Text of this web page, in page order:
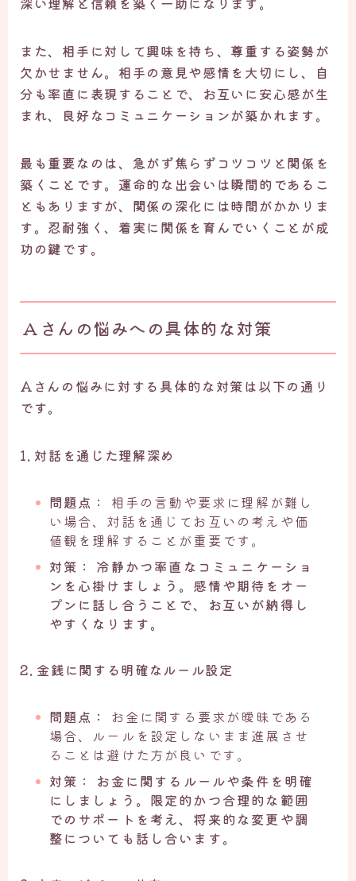
また、相手に対して興味を持ち、尊重する姿勢が
欠かせません。相手の意見や感情を大切にし、自
分も率直に表現することで、お互いに安心感が生
まれ、良好なコミュニケーションが築かれます。
最も重要なのは、急がず焦らずコツコツと関係を
築くことです。運命的な出会いは瞬間的であるこ
ともありますが、関係の深化には時間がかかりま
す。忍耐強く、着実に関係を育んでいくことが成
功の鍵です。
Aさんの悩みへの具体的な対策
Aさんの悩みに対する具体的な対策は以下の通り
です。
1. 対話を通じた理解深め
問題点：
相手の言動や要求に理解が難し
い場合、対話を通じてお互いの考えや価
値観を理解することが重要です。
対策：
冷静かつ率直なコミュニケーショ
ンを心掛けましょう。感情や期待をオー
プンに話し合うことで、お互いが納得し
やすくなります。
2. 金銭に関する明確なルール設定
問題点：
お金に関する要求が曖昧である
場合、ルールを設定しないまま進展させ
ることは避けた方が良いです。
対策：
お金に関するルールや条件を明確
にしましょう。限定的かつ合理的な範囲
でのサポートを考え、将来的な変更や調
整についても話し合います。